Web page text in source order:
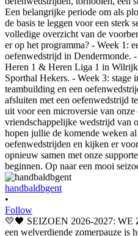
handbaldbgent
•
Follow
💛🖤 SEIZOEN 2026-2027:
een welverdiende zomerpauze is